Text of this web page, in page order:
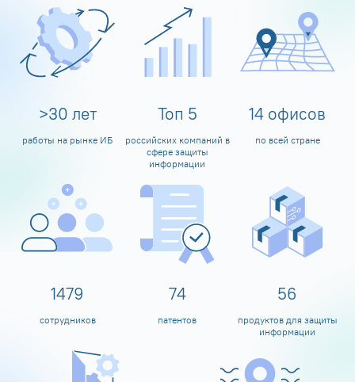
>30 лет
работы на рынке ИБ
Топ 5
российских компаний в
сфере защиты
информации
14 офисов
по всей стране
1600
сотрудников
80
патентов
60
продуктов для защиты
информации